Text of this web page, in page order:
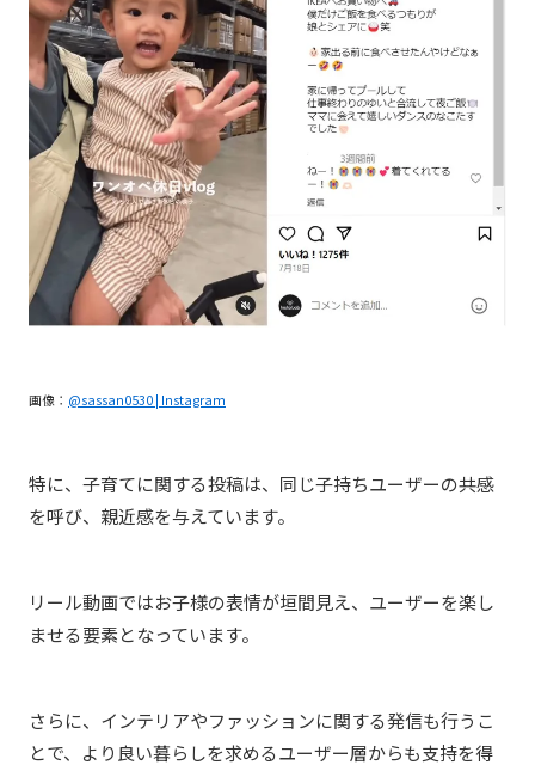
画像： @sassan0530 | Instagram
特に、子育てに関する投稿は、同じ子持ちユーザーの共感
を呼び、親近感を与えています。
リール動画ではお子様の表情が垣間見え、ユーザーを楽し
ませる要素となっています。
さらに、インテリアやファッションに関する発信も行うこ
とで、より良い暮らしを求めるユーザー層からも支持を得